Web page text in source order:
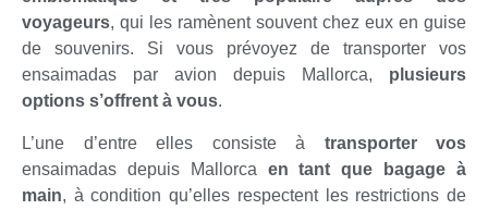
voyageurs, qui les ramènent souvent chez eux en guise
de souvenirs. Si vous prévoyez de transporter vos
ensaimadas par avion depuis Mallorca, plusieurs
options s’offrent à vous.
L’une d’entre elles consiste à transporter vos
ensaimadas depuis Mallorca en tant que bagage à
main, à condition qu’elles respectent les restrictions de